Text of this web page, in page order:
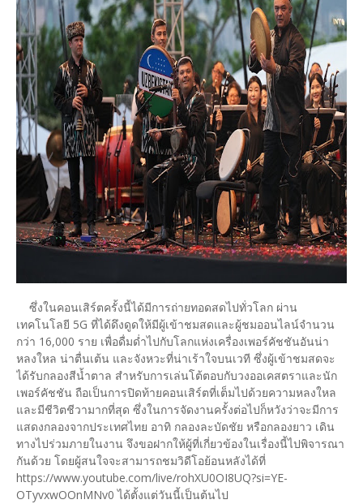
ซึ่งในคอนเสิร์ตครั้งนี้ได้มีการถ่ายทอดสดไปทั่วโลก ผ่าน
เทคโนโลยี 5G ที่ได้ดึงดูดให้มีผู้เข้าชมสดและผู้ชมออนไลน์จำนวน
กว่า 16,000 ราย เพื่อดื่มด่ำไปกับโลกแห่งเครื่องเพอร์คัชชันอันน่า
หลงใหล น่าตื่นเต้น และจังหวะที่น่าเร้าใจบนเวที ซึ่งผู้เข้าชมสดจะ
ได้รับกลองสีน้ำตาล สำหรับการเล่นโต้ตอบกับวงออเคสตราและนัก
เพอร์คัชชัน ถือเป็นการปิดท้ายคอนเสิร์ตที่เต็มไปด้วยความหลงใหล
และมีชีวิตชีวามากที่สุด ซึ่งในการจัดงานครั้งต่อไปก็หวังว่าจะมีการ
แสดงกลองจากประเทศไทย อาทิ กลองละบัดชัย หรือกลองยาว เดิน
ทางไปร่วมภายในงาน จึงขอฝากให้ผู้ที่เกี่ยวข้องในเรื่องนี้ไปพิจารณา
กันด้วย โดยผู้สนใจจะสามารถชมวิดีโอย้อนหลังได้ที่
https://www.youtube.com/live/rohXU0OI8UQ?si=YE-
OTyvxwOOnMNv0 ได้ตั้งแต่วันนี้เป็นต้นไป